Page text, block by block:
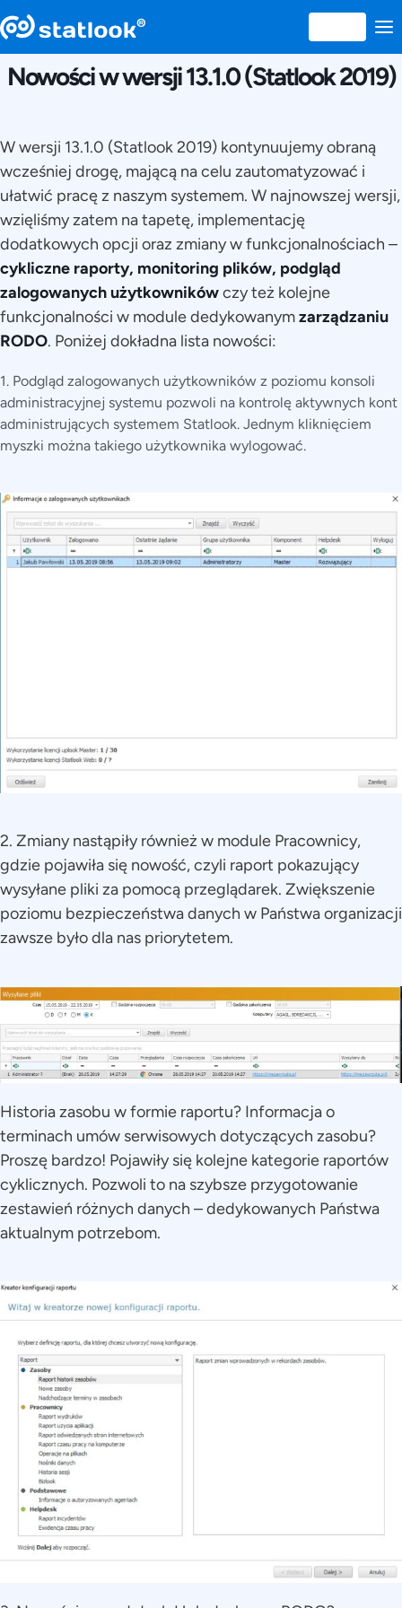
Nowości w wersji 13.1.0 (Statlook 2019)
W wersji 13.1.0 (Statlook 2019) kontynuujemy obraną
wcześniej drogę, mającą na celu zautomatyzować i
ułatwić pracę z naszym systemem. W najnowszej wersji,
wzięliśmy zatem na tapetę, implementację
dodatkowych opcji oraz zmiany w funkcjonalnościach –
cykliczne raporty, monitoring plików, podgląd
zalogowanych użytkownikówczy też kolejne
funkcjonalności w module dedykowanymzarządzaniu
RODO. Poniżej dokładna lista nowości:
1. Podgląd zalogowanych użytkowników z poziomu konsoli
administracyjnej systemu pozwoli na kontrolę aktywnych kont
administrujących systemem Statlook. Jednym kliknięciem
myszki można takiego użytkownika wylogować.
2. Zmiany nastąpiły również w module Pracownicy,
gdzie pojawiła się nowość, czyli raport pokazujący
wysyłane pliki za pomocą przeglądarek. Zwiększenie
poziomu bezpieczeństwa danych w Państwa organizacji
zawsze było dla nas priorytetem.
Historia zasobu w formie raportu? Informacja o
terminach umów serwisowych dotyczących zasobu?
Proszę bardzo! Pojawiły się kolejne kategorie raportów
cyklicznych. Pozwoli to na szybsze przygotowanie
zestawień różnych danych – dedykowanych Państwa
aktualnym potrzebom.